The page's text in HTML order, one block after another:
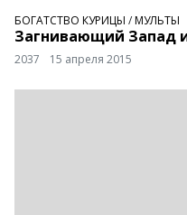
БОГАТСТВО КУРИЦЫ /МУЛЬТЫ
Загнивающий Запад и
2037 15 апреля 2015